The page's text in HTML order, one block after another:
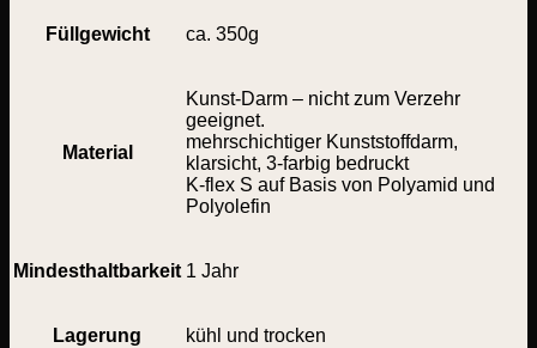
Füllgewicht ca. 350g
Material
Kunst-Darm – nicht zum Verzehr
geeignet.
mehrschichtiger Kunststoffdarm,
klarsicht, 3-farbig bedruckt
K-flex S auf Basis von Polyamid und
Polyolefin
Mindesthaltbarkeit 1 Jahr
Lagerung kühl und trocken